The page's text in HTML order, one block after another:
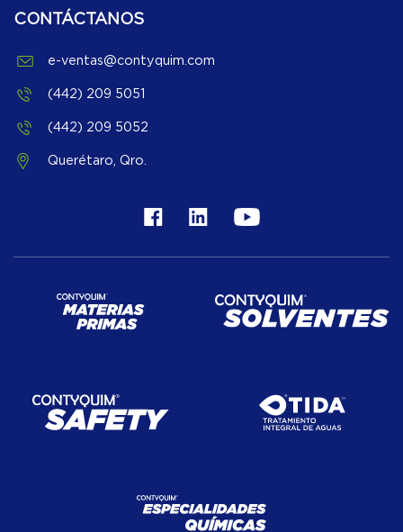
CONTÁCTANOS
e-ventas@contyquim.com
(442) 209 5051
(442) 209 5052
Querétaro, Qro.